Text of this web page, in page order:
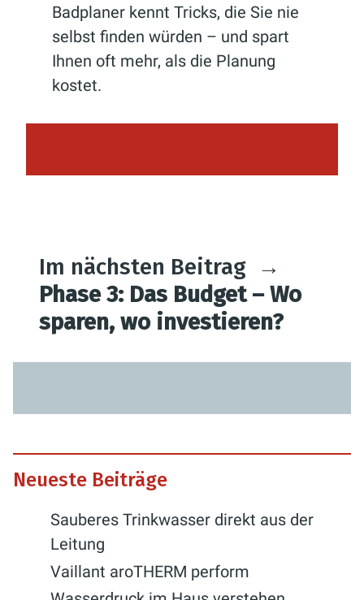
Badplaner kennt Tricks, die Sie nie
selbst finden würden – und spart
Ihnen oft mehr, als die Planung
kostet.
Im nächsten Beitrag →
Phase 3: Das Budget – Wo
sparen, wo investieren?
Neueste Beiträge
Sauberes Trinkwasser direkt aus der
Leitung
Vaillant aroTHERM perform